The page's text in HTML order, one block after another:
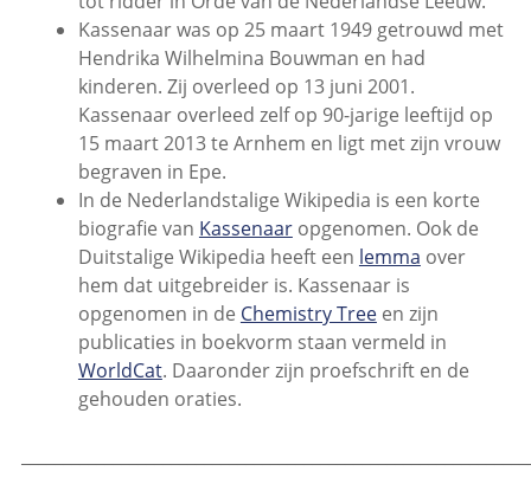
Kassenaar was op 25 maart 1949 getrouwd met
Hendrika Wilhelmina Bouwman en had
kinderen. Zij overleed op 13 juni 2001.
Kassenaar overleed zelf op 90-jarige leeftijd op
15 maart 2013 te Arnhem en ligt met zijn vrouw
begraven in Epe.
In de Nederlandstalige Wikipedia is een korte
biografie van Kassenaaropgenomen. Ook de
Duitstalige Wikipedia heeft een lemma over
hem dat uitgebreider is. Kassenaar is
opgenomen in de Chemistry Treeen zijn
publicaties in boekvorm staan vermeld in
WorldCat. Daaronder zijn proefschrift en de
gehouden oraties.